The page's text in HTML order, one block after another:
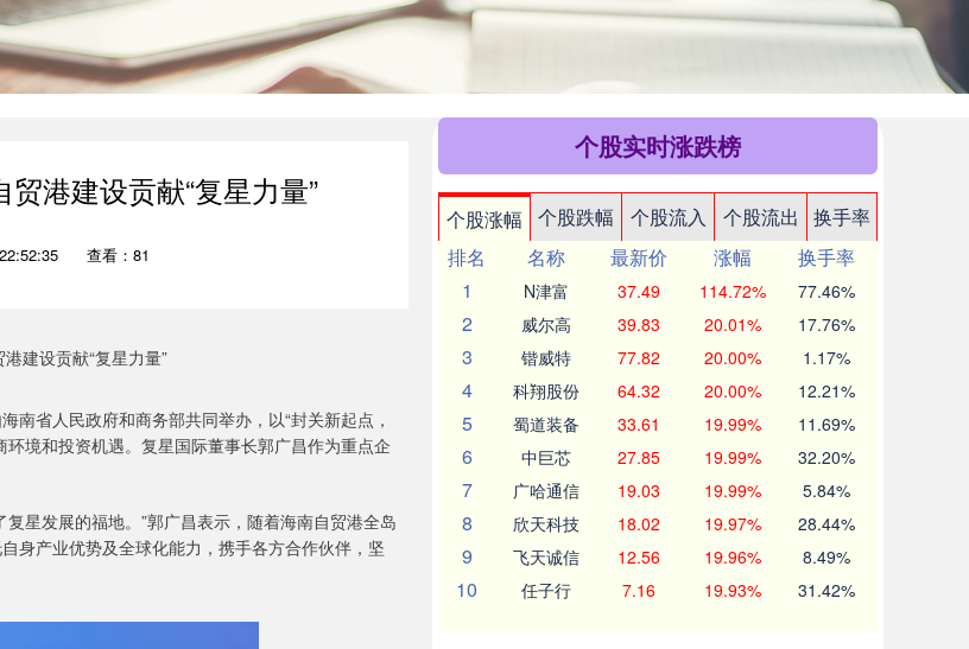
港建设贡献“复星力量”
查看：81
省人民政府和商务部共同举办，以“封关新起点，
境和投资机遇。复星国际董事长郭广昌作为重点企
星发展的福地。”郭广昌表示，随着海南自贸港全岛
身产业优势及全球化能力，携手各方合作伙伴，坚
个股实时涨跌榜
个股涨幅 个股跌幅 个股流入 个股流出
换手率
排名
名称 最新价 涨幅
换手率
1
N津富 37.49 114.72% 77.46%
2 威尔高 39.83 20.01% 17.76%
3 锴威特 77.82 20.00% 1.17%
4 科翔股份 64.32 20.00% 12.21%
5 蜀道装备 33.61 19.99% 11.69%
6 中巨芯 27.85 19.99% 32.20%
7 广哈通信 19.03 19.99% 5.84%
8 欣天科技 18.02 19.97% 28.44%
9 飞天诚信 12.56 19.96% 8.49%
10 任子行 7.16 19.93% 31.42%